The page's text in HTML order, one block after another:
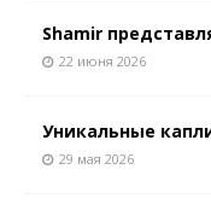
Shamir
22 июня 2026
Уникальные
29 мая 2026